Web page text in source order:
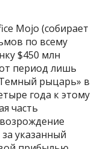
Mojo (собирает
по всему
$450 млн
период лишь
рыцарь» в
года к этому
часть
указанный